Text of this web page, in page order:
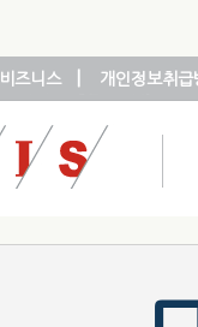
비즈니스 개인정보취급